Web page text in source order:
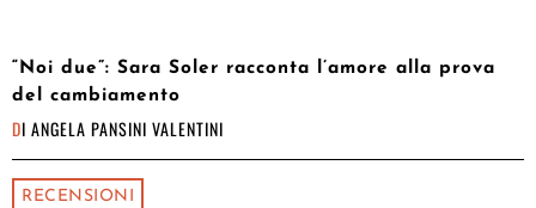
“Noi due”: Sara Soler racconta l’amore alla prova
del cambiamento
DI ANGELA PANSINI VALENTINI
RECENSIONI